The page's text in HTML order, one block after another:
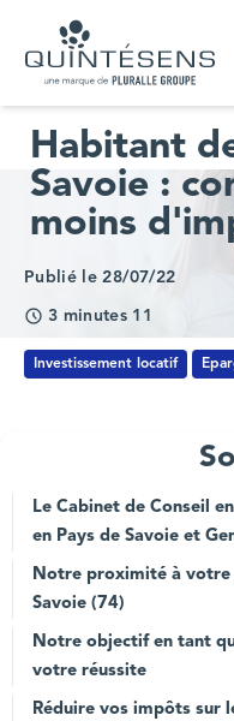
Home page
Habitant
Savoie :
moins
Publié le 28/07/22
3 minutes 11
Investissement locatif
Le Cabinet de Conseil
en Pays de Savoie et
Notre proximité à votre
Savoie (74)
Notre objectif en tant
votre réussite
Réduire vos impôts sur